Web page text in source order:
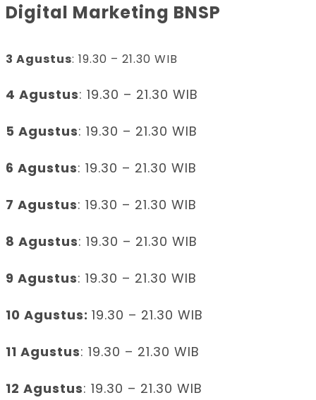
Digital Marketing BNSP
3 Agustus: 19.30 – 21.30 WIB
4 Agustus: 19.30 – 21.30 WIB
5 Agustus: 19.30 – 21.30 WIB
6 Agustus: 19.30 – 21.30 WIB
7 Agustus: 19.30 – 21.30 WIB
8 Agustus: 19.30 – 21.30 WIB
9 Agustus: 19.30 – 21.30 WIB
10 Agustus: 19.30 – 21.30 WIB
11 Agustus: 19.30 – 21.30 WIB
12 Agustus: 19.30 – 21.30 WIB